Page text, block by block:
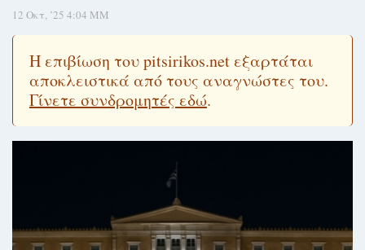
Γίνετε συνδρομητής
Log in
12 Οκτ, ’25 4:04 ΜΜ
Η επιβίωση του pitsirikos.net εξαρτάται
αποκλειστικά από τους αναγνώστες του.
Γίνετε συνδρομητές εδώ.